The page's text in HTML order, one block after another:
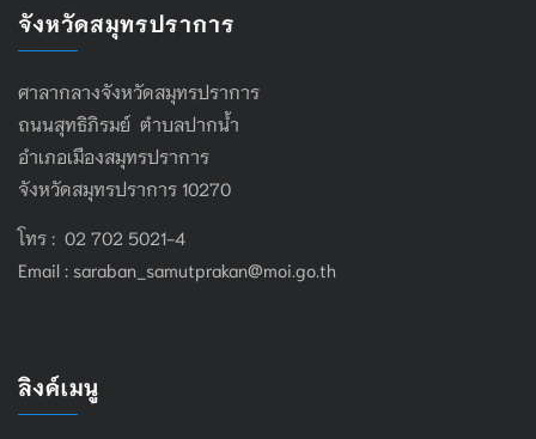
จังหวัดสมุทรปราการ
ศาลากลางจังหวัดสมุทรปราการ
ถนนสุทธิภิรมย์ ตำบลปากน้ำ
อำเภอเมืองสมุทรปราการ
จังหวัดสมุทรปราการ 10270
โทร : 02 702 5021-4
Email : saraban_samutprakan@moi.go.th
ลิงค์เมนู